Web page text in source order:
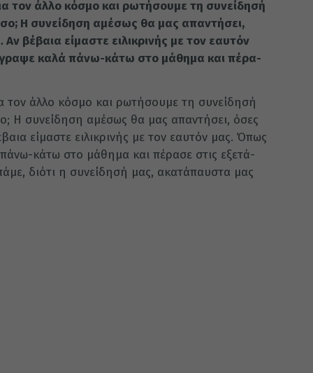
τον άλλο κό­σμο και ρω­τή­σου­με τη συ­νεί­δη­σή
Η συ­νεί­δη­ση αμέ­σως θα μας απαν­τή­σει,
βέ­βαια εί­μα­στε ει­λι­κρι­νής με τον εαυ­τόν
καλά πάνω-κάτω στο μά­θη­μα και πέ­ρα­
τον άλλο κό­σμο και ρω­τή­σου­με τη συ­νεί­δη­σή
Η συ­νεί­δη­ση αμέ­σως θα μας απαν­τή­σει, όσες
εί­μα­στε ει­λι­κρι­νής με τον εαυ­τόν μας. Όπως
κάτω στο μά­θη­μα και πέ­ρα­σε στις εξε­τά­
διό­τι η συ­νεί­δη­σή μας, ακα­τά­παυ­στα μας